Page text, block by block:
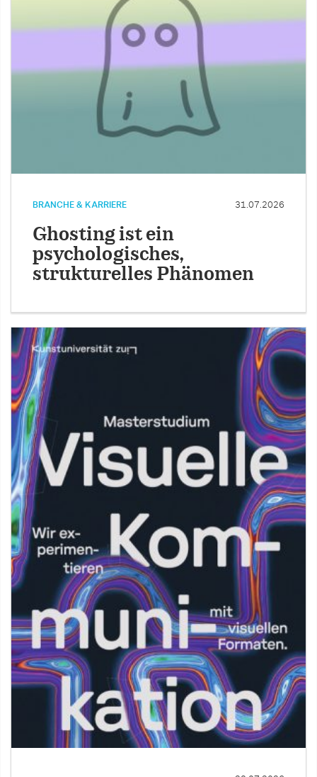
BRANCHE & KARRIERE 31.07.2026
Ghosting ist ein
psychologisches,
strukturelles Phänomen